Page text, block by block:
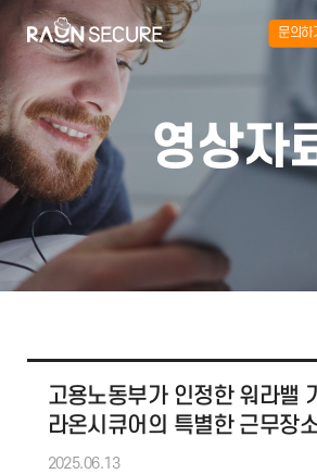
문의하
영상자
고용노동부가 인정한 워라밸
라온시큐어의 특별한 근무장
2025.06.13